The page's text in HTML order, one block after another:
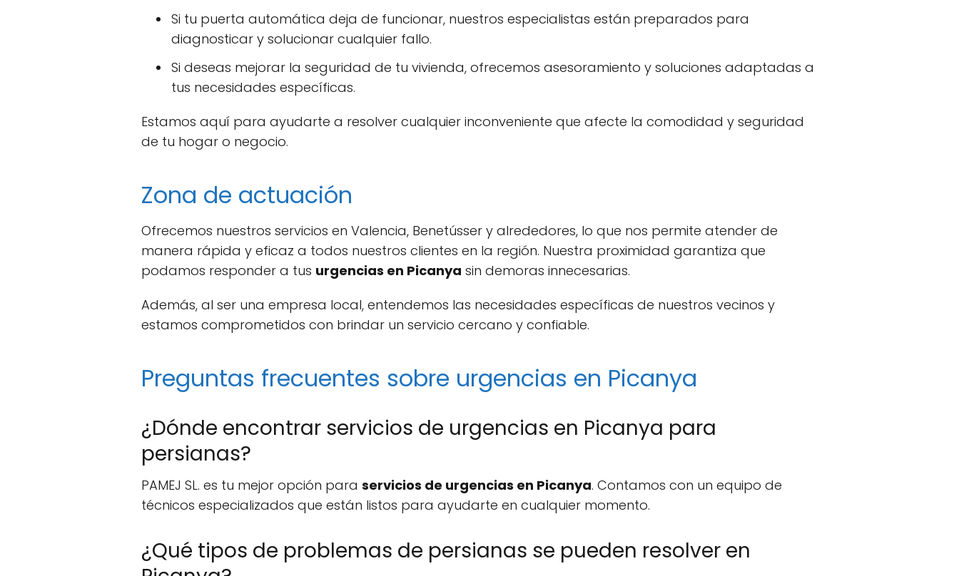
Si tu puerta automática deja de funcionar, nuestros especialistas están preparados para
diagnosticar y solucionar cualquier fallo.
Si deseas mejorar la seguridad de tu vivienda, ofrecemos asesoramiento y soluciones adaptadas a
tus necesidades específicas.
Estamos aquí para ayudarte a resolver cualquier inconveniente que afecte la comodidad y seguridad
de tu hogar o negocio.
Zona de actuación
Ofrecemos nuestros servicios en Valencia, Benetússer y alrededores, lo que nos permite atender de
manera rápida y eficaz a todos nuestros clientes en la región. Nuestra proximidad garantiza que
podamos responder a tus urgencias en Picanya sin demoras innecesarias.
Además, al ser una empresa local, entendemos las necesidades específicas de nuestros vecinos y
estamos comprometidos con brindar un servicio cercano y confiable.
Preguntas frecuentes sobre urgencias en Picanya
¿Dónde encontrar servicios de urgencias en Picanya para
persianas?
PAMEJ SL. es tu mejor opción para servicios de urgencias en Picanya. Contamos con un equipo de
técnicos especializados que están listos para ayudarte en cualquier momento.
¿Qué tipos de problemas de persianas se pueden resolver en